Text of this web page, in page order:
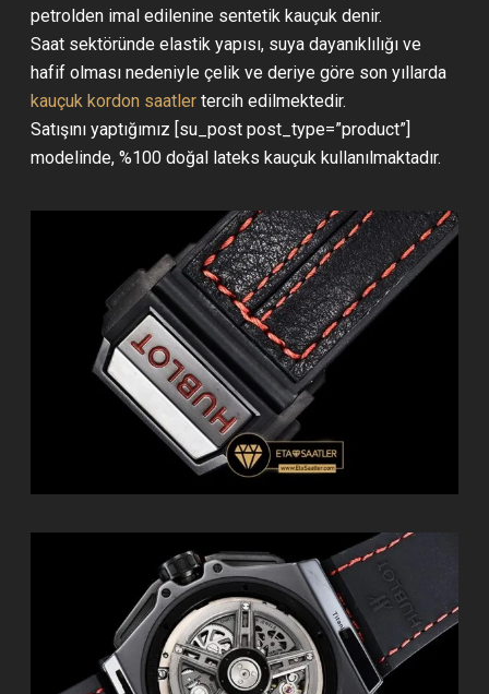
petrolden imal edilenine sentetik kauçuk denir.
Saat sektöründe elastik yapısı, suya dayanıklılığı ve
hafif olması nedeniyle çelik ve deriye göre son yıllarda
kauçuk kordon saatler tercih edilmektedir.
Satışını yaptığımız [su_post post_type=”product”]
modelinde, %100 doğal lateks kauçuk kullanılmaktadır.